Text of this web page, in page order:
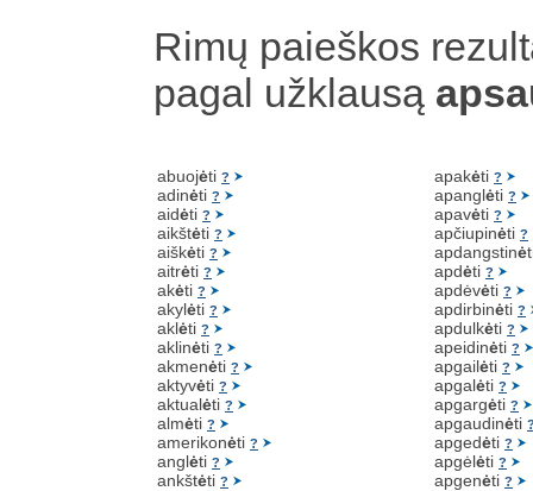
Rimų paieškos
pagal užklausą
abuojėti ?
adinėti ?
aidėti ?
aikštėti ?
aiškėti ?
aitrėti ?
akėti ?
akylėti ?
aklėti ?
aklinėti ?
akmenėti ?
aktyvėti ?
aktualėti ?
almėti ?
amerikonėti ?
anglėti ?
ankštėti ?
apakėti ?
apanglėti ?
apavėti ?
apčiupinėti ?
apdangstinė
apdėti ?
apdėvėti ?
apdirbinėti ?
apdulkėti ?
apeidinėti ?
apgailėti ?
apgalėti ?
apgargėti ?
apgaudinėti
apgedėti ?
apgėlėti ?
apgenėti ?